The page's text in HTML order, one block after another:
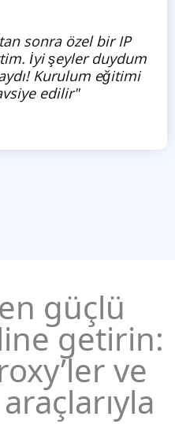
sonra özel bir IP
İyi şeyler duydum
Kurulum eğitimi
edilir"
güçlü
getirin:
ve